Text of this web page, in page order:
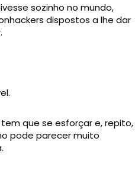
sozinho no mundo,
dispostos a lhe dar
que se esforçar e, repito,
pode parecer muito